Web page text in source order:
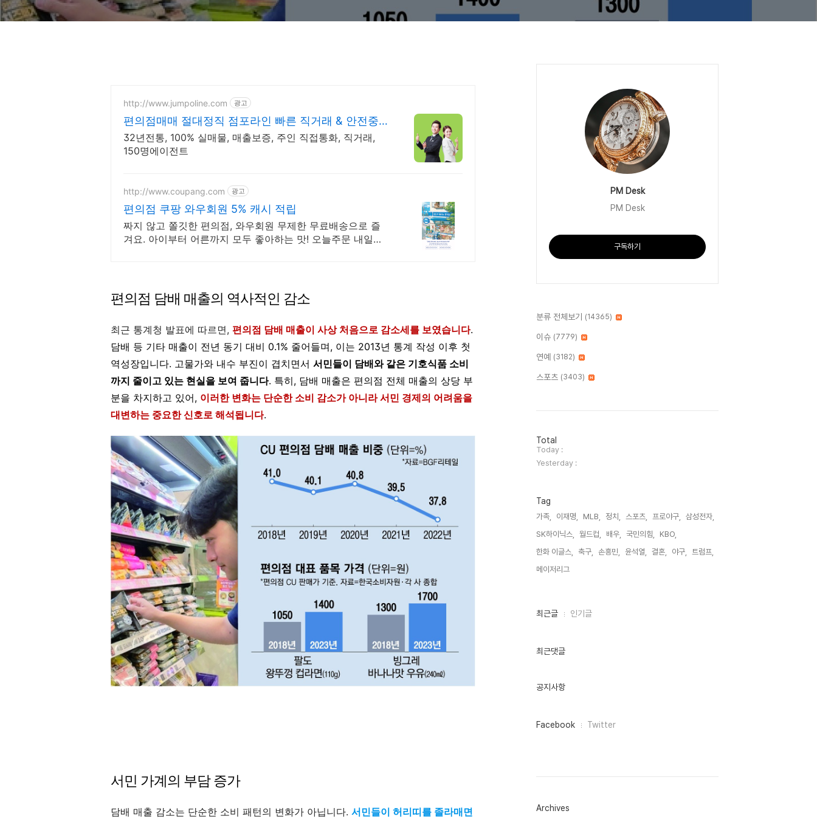
http://www.jumpoline.com 광고
편의점매매 절대정직 점포라인 빠른 직거래 & 안전중개
거래
32년전통, 100% 실매물, 매출보증, 주인 직접통화, 직거래,
150명에이전트
http://www.coupang.com 광고
편의점 쿠팡 와우회원 5% 캐시 적립
짜지 않고 쫄깃한 편의점, 와우회원 무제한 무료배송으로 즐
겨요. 아이부터 어른까지 모두 좋아하는 맛! 오늘주문 내일도
편의점 담배 매출의 역사적인 감소
최근 통계청 발표에 따르면, 편의점 담배 매출이 사상 처음으로 감소세를 보였습니다.
담배 등 기타 매출이 전년 동기 대비 0.1% 줄어들며, 이는 2013년 통계 작성 이후 첫
역성장입니다. 고물가와 내수 부진이 겹치면서 서민들이 담배와 같은 기호식품 소비
까지 줄이고 있는 현실을 보여 줍니다. 특히, 담배 매출은 편의점 전체 매출의 상당 부
분을 차지하고 있어, 이러한 변화는 단순한 소비 감소가 아니라 서민 경제의 어려움을
대변하는 중요한 신호로 해석됩니다.
서민 가계의 부담 증가
담배 매출 감소는 단순한 소비 패턴의 변화가 아닙니다. 서민들이 허리띠를 졸라매면
PM Desk
PM Desk
구독하기
분류 전체보기 (14365)
이슈 (7779)
연예 (3182)
스포츠 (3403)
방
문
자
수
Total
Today :
Yesterday :
Tag
가족, 이재명, MLB, 정치, 스포츠, 프로야구,
삼성전자,
SK하이닉스,
월드컵, 배우, 국민의힘,
KBO,
한화 이글스,
축구, 손흥민, 윤석열, 결혼, 야구,
트럼프,
메이저리그,
최
인
최근글 인기글
최근댓글
공지사항
페
그
Facebook Twitter
Archives